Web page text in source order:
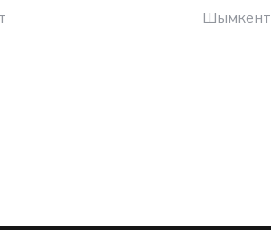
Шымкент